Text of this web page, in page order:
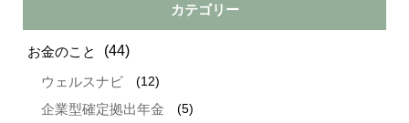
カテゴリー
お金のこと (44)
ウェルスナビ (12)
企業型確定拠出年金 (5)